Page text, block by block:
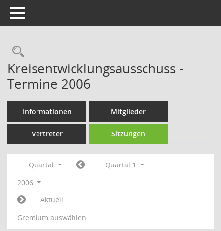
Toggle navigation
Rechercheauswahl
Kreisentwicklungsausschuss -
Termine 2006
Informationen Mitglieder
Vertreter Sitzungen
Quartal
Quartal 1
2006
Aktuell
Gremium auswählen